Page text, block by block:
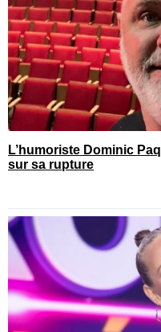
L’humoriste Dominic
sur sa rupture